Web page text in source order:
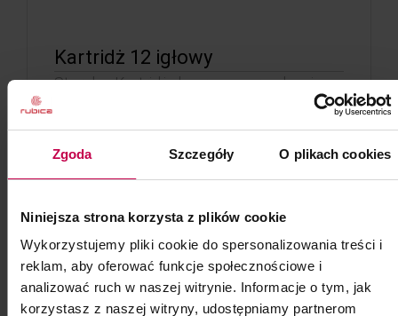
Zgoda Szczegóły O plikach cookies
Niniejsza strona korzysta z plików cookie
Wykorzystujemy pliki cookie do spersonalizowania treści i
reklam, aby oferować funkcje społecznościowe i
analizować ruch w naszej witrynie. Informacje o tym, jak
korzystasz z naszej witryny, udostępniamy partnerom
Kartridż 12 igłowy
Sterylny Kartridż do pracy z urządzeniem
Poj: ml
9, - zł
do koszyka